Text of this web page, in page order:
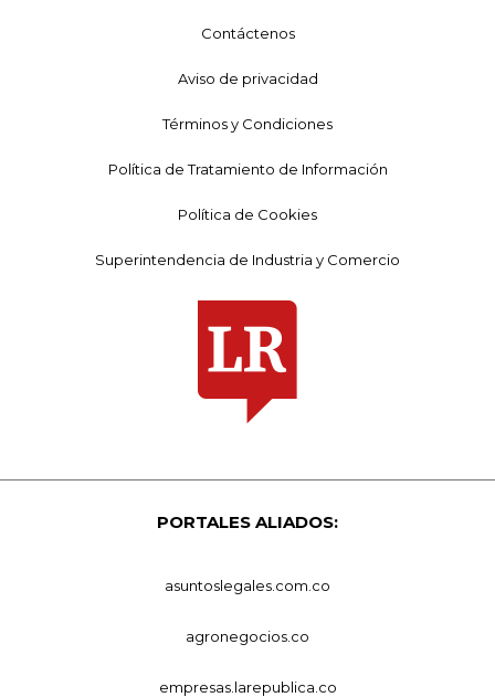
Contáctenos
Aviso de privacidad
Términos y Condiciones
Política de Tratamiento de Información
Política de Cookies
Superintendencia de Industria y Comercio
PORTALES ALIADOS:
asuntoslegales.com.co
agronegocios.co
empresas.larepublica.co